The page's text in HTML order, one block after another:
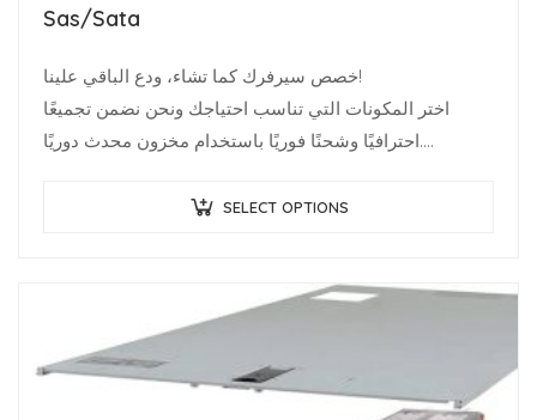
Sas/Sata
خصص سيرفرك كما تشاء، ودع الباقي علينا!
اختر المكونات التي تناسب احتياجك ونحن نضمن تجميعًا
احترافيًا وشحنًا فوريًا باستخدام مخزون محدث دوريًا.
SELECT OPTIONS